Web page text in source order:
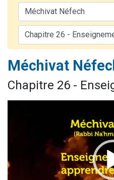
Il reste 49
Eva vient de
3 personnes
Méchivat
Chapitre 26 -